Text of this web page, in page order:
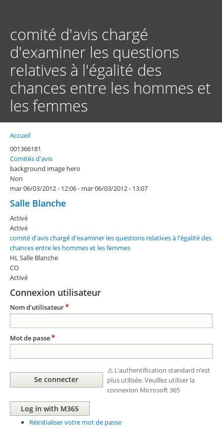
principal
comité d'avis chargé
d'examiner les questions
relatives à l'égalité des
chances entre les hommes et
les femmes
Fil
d'Ariane
Accueil
001366181
Comités d'avis
background image hero
Non
mar 06/03/2012 - 12:06- mar 06/03/2012 - 13:07
Salle Blanche
Activé
Activé
comité d'avis chargé d'examiner les questions relatives à l'égalité des
chances entre les hommes et les femmes
HL Salle Blanche
CO
Activé
Connexion utilisateur
Nom d'utilisateur
Mot de passe
⚠️ L’authentification standard n’est
plus utilisée. Veuillez utiliser la
connexion Microsoft 365
Réinitialiser votre mot de passe